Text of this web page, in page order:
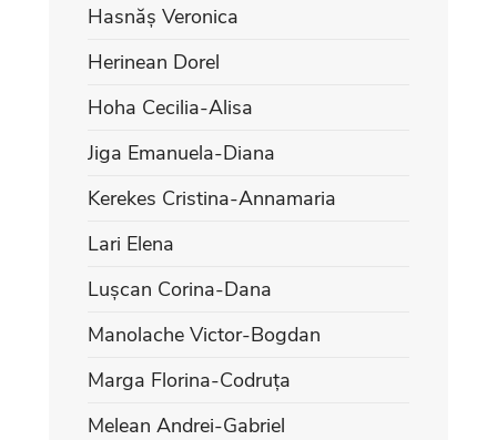
Hasnăș Veronica
Herinean Dorel
Hoha Cecilia-Alisa
Jiga Emanuela-Diana
Kerekes Cristina-Annamaria
Lari Elena
Lușcan Corina-Dana
Manolache Victor-Bogdan
Marga Florina-Codruța
Melean Andrei-Gabriel